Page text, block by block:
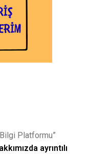
Bilgi Platformu”
ayrıntılı